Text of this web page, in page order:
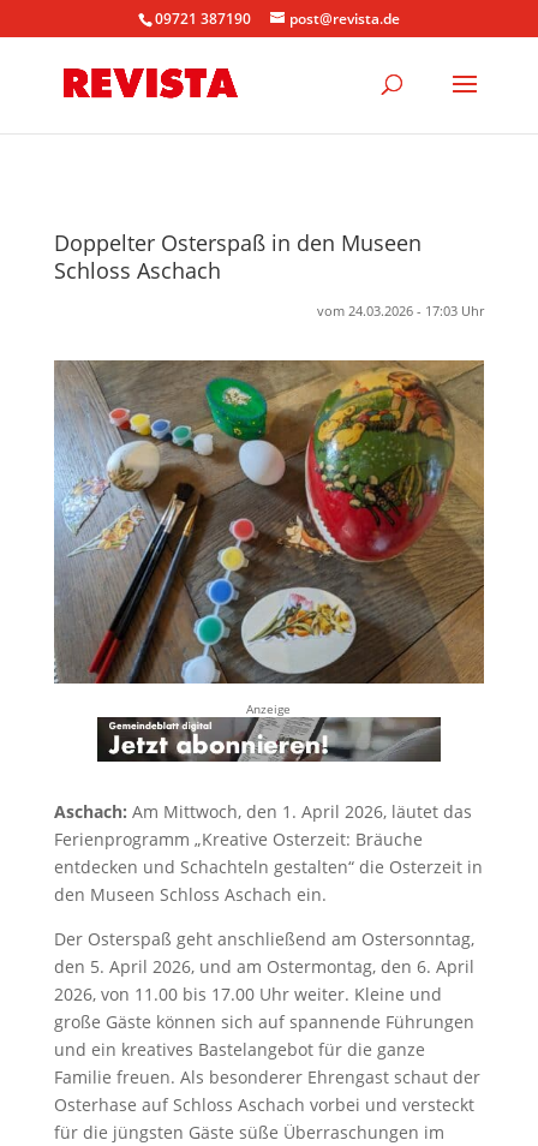
09721 387190 post@revista.de
Doppelter Osterspaß in den Museen
Schloss Aschach
vom 24.03.2026 - 17:03 Uhr
Anzeige
Aschach: Am Mittwoch, den 1. April 2026, läutet das
Ferienprogramm „Kreative Osterzeit: Bräuche
entdecken und Schachteln gestalten“ die Osterzeit in
den Museen Schloss Aschach ein.
Der Osterspaß geht anschließend am Ostersonntag,
den 5. April 2026, und am Ostermontag, den 6. April
2026, von 11.00 bis 17.00 Uhr weiter. Kleine und
große Gäste können sich auf spannende Führungen
und ein kreatives Bastelangebot für die ganze
Familie freuen. Als besonderer Ehrengast schaut der
Osterhase auf Schloss Aschach vorbei und versteckt
für die jüngsten Gäste süße Überraschungen im